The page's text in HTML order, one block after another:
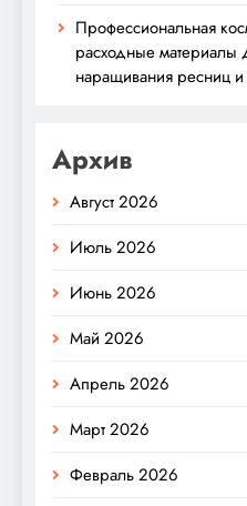
Профессиональная
расходные материалы
наращивания ресниц
Архив
Август 2026
Июль 2026
Июнь 2026
Май 2026
Апрель 2026
Март 2026
Февраль 2026